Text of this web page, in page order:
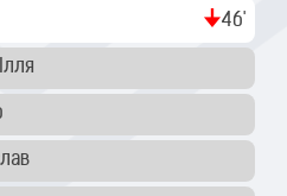
46'
Ілля